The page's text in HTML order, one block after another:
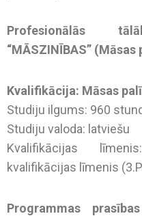
Profesionālās
“MĀSZINĪBAS” (Māsas
Kvalifikācija: Māsas
Studiju ilgums: 960
Studiju valoda: latviešu
Kvalifikācijas
kvalifikācijas līmenis
Programmas